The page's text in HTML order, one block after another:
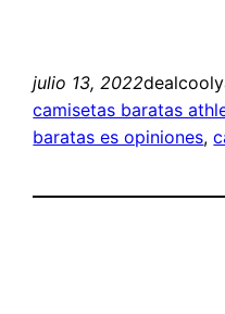
julio 13, 2022
camisetas baratas
baratas es opiniones,